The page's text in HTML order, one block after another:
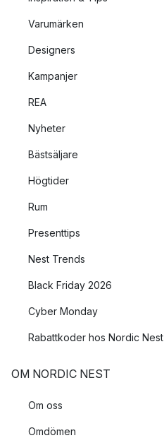
Varumärken
Designers
Kampanjer
REA
Nyheter
Bästsäljare
Högtider
Rum
Presenttips
Nest Trends
Black Friday 2026
Cyber Monday
Rabattkoder hos Nordic Nest
OM NORDIC NEST
Om oss
Omdömen